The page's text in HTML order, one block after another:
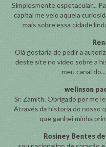
Simplesmente espetacular...
capital me veio aquela
mais sobre essa cidade
Olá gostaria de pedir a
deste site no video sobre a
meu canal do...
welinson
Sr. Zamith. Obrigado por me
Através da historia do nosso
que ganhei minha
Rosiney Bentes